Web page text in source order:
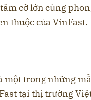
cỡ lớn cùng
thuộc của VinFast.
một trong những
tại thị trường